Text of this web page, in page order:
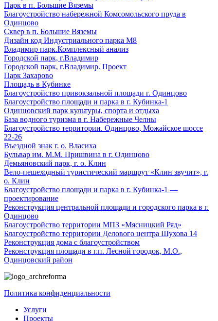
Парк в п. Большие Вяземы
Благоустройство набережной Комсомольского пруда в
Одинцово
Сквер в п. Большие Вяземы
Дизайн код Индустриального парка М8
Владимир парк.Комплексный анализ
Городской парк, г.Владимир
Городской парк, г.Владимир. Проект
Парк Захарово
Площадь в Кубинке
Благоустройство привокзальной площади г. Одинцово
Благоустройство площади и парка в г. Кубинка-1
Одинцовский парк культуры, спорта и отдыха
База водного туризма в г. Набережные Челны
Благоустройство территории. Одинцово, Можайское шоссе
22-26
Въездной знак г. о. Власиха
Бульвар им. М.М. Пришвина в г. Одинцово
Демьяновский парк, г. о. Клин
Вело-пешеходный туристический маршрут «Клин звучит», г.
о. Клин
Благоустройство площади и парка в г. Кубинка-1 —
проектирование
Реконструкция центральной площади и городского парка в г.
Одинцово
Благоустройство территории МПЗ «Мясницкий Ряд»
Благоустройство территории Делового центра Шухова 14
Реконструкция дома с благоустройством
Реконструкция площади в г.п. Лесной городок, М.О.,
Одинцовский район
Политика конфиденциальности
Услуги
Проекты